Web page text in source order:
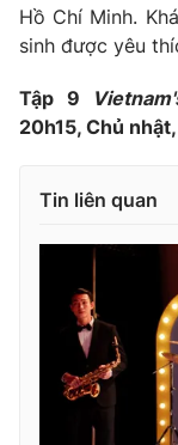
Hồ Chí Minh.
sinh được yêu
Tập 9
20h15, Chủ
Tin liên quan